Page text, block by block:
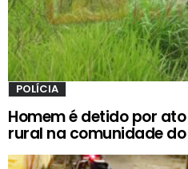
POLÍCIA
Homem é detido por
rural na comunidade